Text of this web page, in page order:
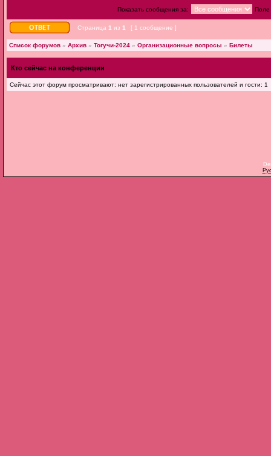
Показать сообщения за: Поле
Страница 1 из 1 [ 1 сообщение ]
Список форумов » Архив » Тогучи-2024 » Организационные вопросы » Билеты
Кто сейчас на конференции
Сейчас этот форум просматривают: нет зарегистрированных пользователей и гости: 1